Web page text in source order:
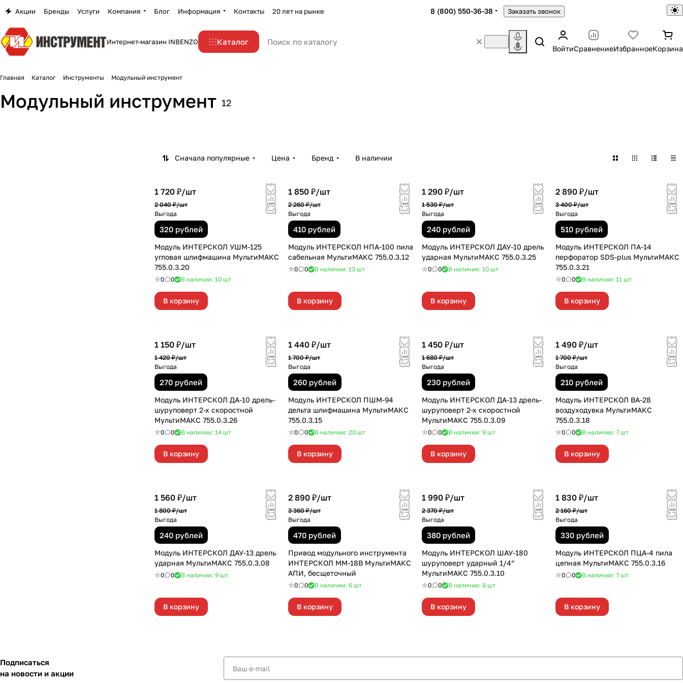
Акции Бренды Услуги Компания Блог Информация Контакты 20 лет на рынке 8 (800) 550-36-38 Заказать звонок
Интернет-магазин INBENZO Каталог
ВойтиСравнениеИзбранноеКорзина
Главная Каталог Инструменты Модульный инструмент
Модульный инструмент 12
Сначала популярные Цена Бренд В наличии
1 720 ₽/шт
2 040 ₽/шт
Выгода
320 рублей
Модуль ИНТЕРСКОЛ УШМ-125
угловая шлифмашина МультиМАКС
755.0.3.20
0 0 В наличии: 10 шт
В корзину
1 850 ₽/шт
2 260 ₽/шт
Выгода
410 рублей
Модуль ИНТЕРСКОЛ НПА-100 пила
сабельная МультиМАКС 755.0.3.12
0 0 В наличии: 13 шт
В корзину
1 290 ₽/шт
1 530 ₽/шт
Выгода
240 рублей
Модуль ИНТЕРСКОЛ ДАУ-10 дрель
ударная МультиМАКС 755.0.3.25
0 0 В наличии: 10 шт
В корзину
2 890 ₽/шт
3 400 ₽/шт
Выгода
510 рублей
Модуль ИНТЕРСКОЛ ПА-14
перфоратор SDS-plus МультиМАКС
755.0.3.21
0 0 В наличии: 11 шт
В корзину
1 150 ₽/шт
1 420 ₽/шт
Выгода
270 рублей
Модуль ИНТЕРСКОЛ ДА-10 дрель-
шуруповерт 2-х скоростной
МультиМАКС 755.0.3.26
0 0 В наличии: 14 шт
В корзину
1 440 ₽/шт
1 700 ₽/шт
Выгода
260 рублей
Модуль ИНТЕРСКОЛ ПШМ-94
дельта шлифмашина МультиМАКС
755.0.3.15
0 0 В наличии: 20 шт
В корзину
1 450 ₽/шт
1 680 ₽/шт
Выгода
230 рублей
Модуль ИНТЕРСКОЛ ДА-13 дрель-
шуруповерт 2-х скоростной
МультиМАКС 755.0.3.09
0 0 В наличии: 9 шт
В корзину
1 490 ₽/шт
1 700 ₽/шт
Выгода
210 рублей
Модуль ИНТЕРСКОЛ ВА-28
воздуходувка МультиМАКС
755.0.3.18
0 0 В наличии: 7 шт
В корзину
1 560 ₽/шт
1 800 ₽/шт
Выгода
240 рублей
Модуль ИНТЕРСКОЛ ДАУ-13 дрель
ударная МультиМАКС 755.0.3.08
0 0 В наличии: 9 шт
В корзину
2 890 ₽/шт
3 360 ₽/шт
Выгода
470 рублей
Привод модульного инструмента
ИНТЕРСКОЛ ММ-18В МультиМАКС
АПИ, бесщеточный
0 0 В наличии: 6 шт
В корзину
1 990 ₽/шт
2 370 ₽/шт
Выгода
380 рублей
Модуль ИНТЕРСКОЛ ШАУ-180
шуруповерт ударный 1/4”
МультиМАКС 755.0.3.10
0 0 В наличии: 8 шт
В корзину
1 830 ₽/шт
2 160 ₽/шт
Выгода
330 рублей
Модуль ИНТЕРСКОЛ ПЦА-4 пила
цепная МультиМАКС 755.0.3.16
0 0 В наличии: 7 шт
В корзину
Подписаться
на новости и акции